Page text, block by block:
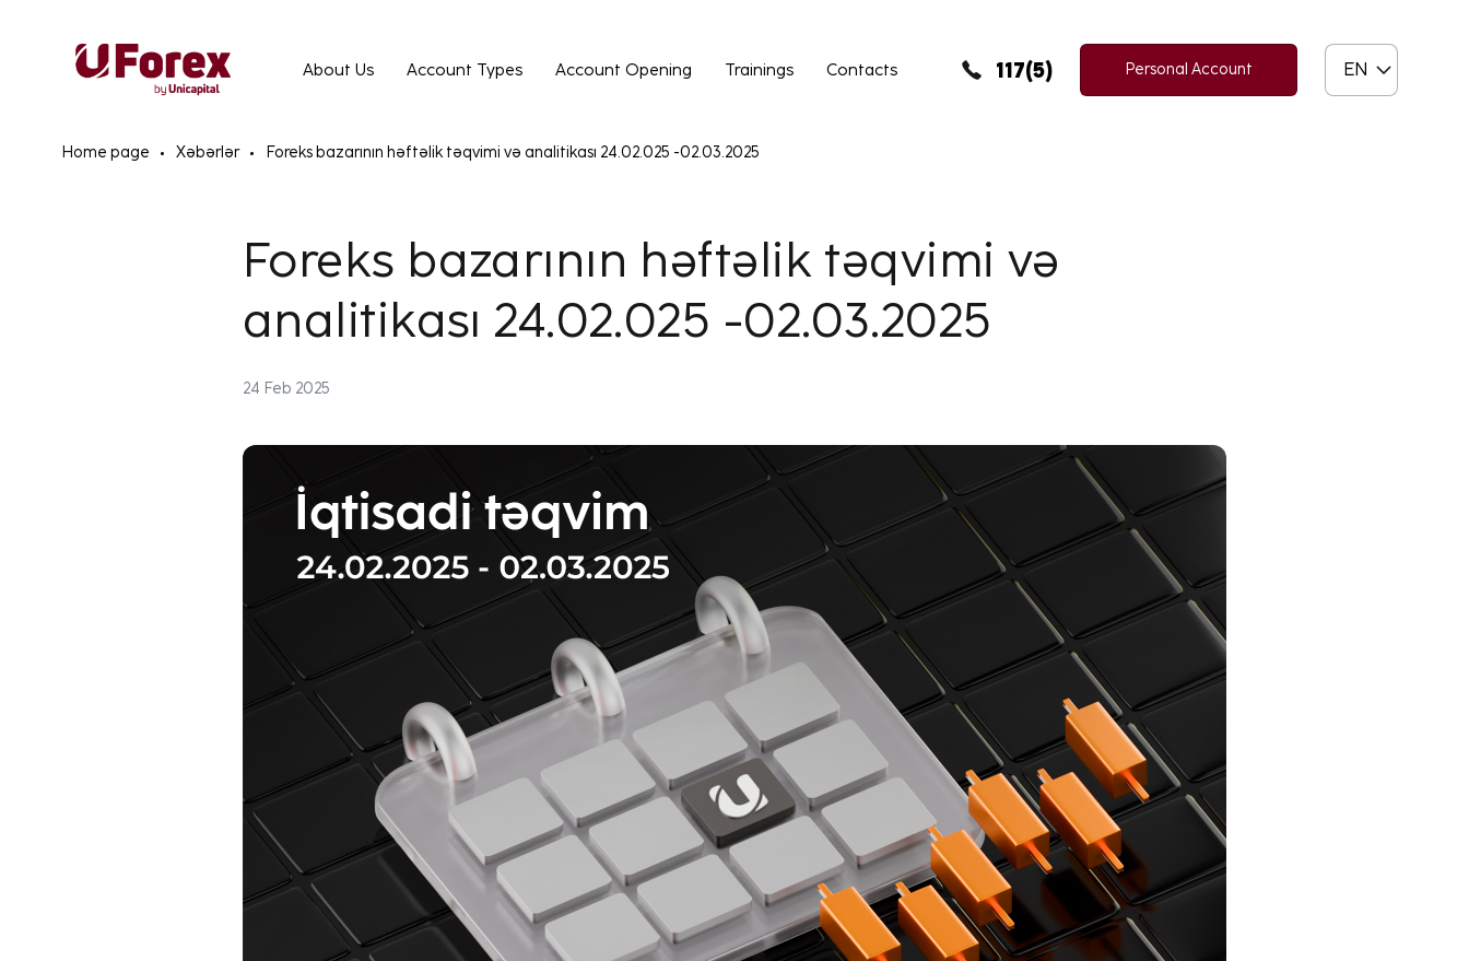
About Us Account Types Account Opening Trainings Contacts 117(5) Personal Account EN
Home page Xəbərlər Foreks bazarının həftəlik təqvimi və analitikası 24.02.025 -02.03.2025
Foreks bazarının həftəlik təqvimi və
analitikası 24.02.025 -02.03.2025
24 Feb 2025